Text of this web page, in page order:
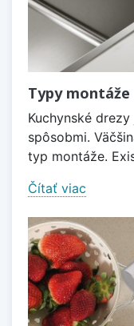
Typy
Kuchynské
spôsobmi.
typ montáže.
Čítať viac